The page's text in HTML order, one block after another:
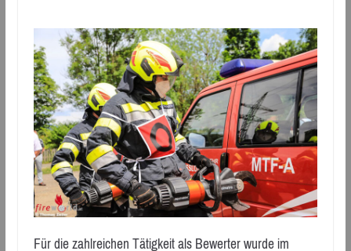
Für die zahlreichen Tätigkeit als Bewerter wurde im